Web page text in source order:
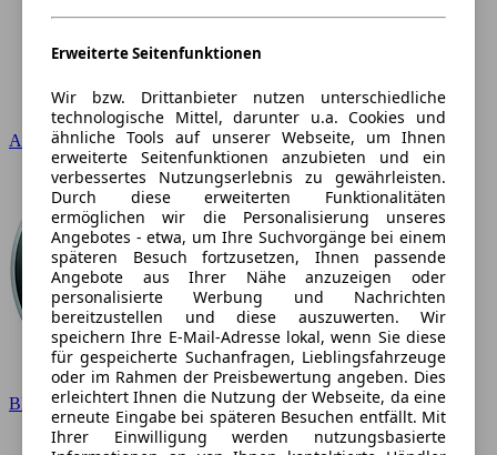
Audi
BMW
Erweiterte Seitenfunktionen
Wir bzw. Drittanbieter nutzen unterschiedliche
technologische Mittel, darunter u.a. Cookies und
ähnliche Tools auf unserer Webseite, um Ihnen
erweiterte Seitenfunktionen anzubieten und ein
verbessertes Nutzungserlebnis zu gewährleisten.
Durch diese erweiterten Funktionalitäten
ermöglichen wir die Personalisierung unseres
Angebotes - etwa, um Ihre Suchvorgänge bei einem
späteren Besuch fortzusetzen, Ihnen passende
Angebote aus Ihrer Nähe anzuzeigen oder
personalisierte Werbung und Nachrichten
bereitzustellen und diese auszuwerten. Wir
speichern Ihre E-Mail-Adresse lokal, wenn Sie diese
für gespeicherte Suchanfragen, Lieblingsfahrzeuge
oder im Rahmen der Preisbewertung angeben. Dies
erleichtert Ihnen die Nutzung der Webseite, da eine
erneute Eingabe bei späteren Besuchen entfällt. Mit
Ihrer Einwilligung werden nutzungsbasierte